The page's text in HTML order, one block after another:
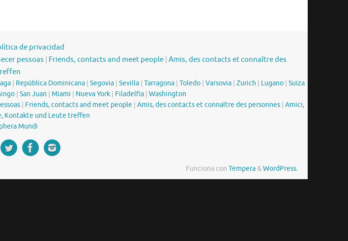
de privacidad
pessoas Friends, contacts and meet people Amis, des contacts et connaître des
República Dominicana Segovia Sevilla Tarragona Toledo Varsovia Zurich Lugano Suiza
San Juan Miami Nueva York Filadelfia Washington
Friends, contacts and meet people Amis, des contacts et connaître des personnes Amici,
Kontakte und Leute treffen
Mundi
Funciona con Tempera&WordPress.